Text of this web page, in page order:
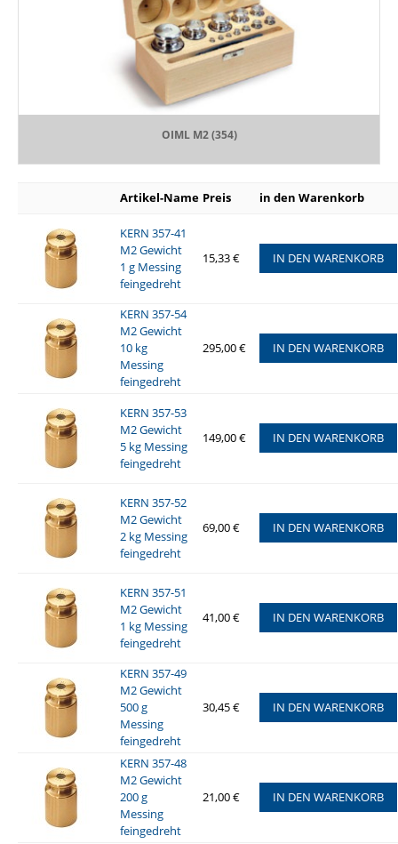
OIML M2 (354)
Artikel-Name Preis in den Warenkorb
KERN 357-41
M2 Gewicht
1 g Messing
feingedreht
15,33 € IN DEN WARENKORB
KERN 357-54
M2 Gewicht
10 kg
Messing
feingedreht
295,00 € IN DEN WARENKORB
KERN 357-53
M2 Gewicht
5 kg Messing
feingedreht
149,00 € IN DEN WARENKORB
KERN 357-52
M2 Gewicht
2 kg Messing
feingedreht
69,00 € IN DEN WARENKORB
KERN 357-51
M2 Gewicht
1 kg Messing
feingedreht
41,00 € IN DEN WARENKORB
KERN 357-49
M2 Gewicht
500 g
Messing
feingedreht
30,45 € IN DEN WARENKORB
KERN 357-48
M2 Gewicht
200 g
Messing
feingedreht
21,00 € IN DEN WARENKORB